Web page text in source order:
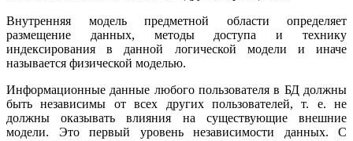
Внутренняя модель предметной области определяет
размещение данных, методы доступа и технику
индексирования в данной логи­ческой модели и иначе
называется физической моделью.
Информационные данные любого пользователя в БД должны
быть независимы от всех других пользователей, т. е. не
должны ока­зывать влияния на существующие внешние
модели. Это первый уровень независимости данных. С